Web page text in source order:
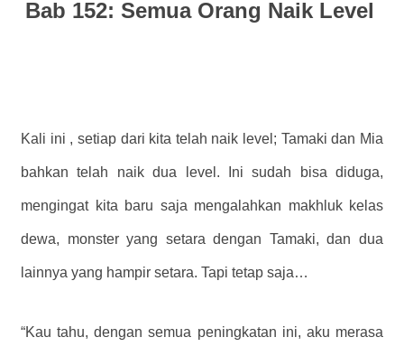
A-
16 A+
Bab 152: Semua Orang Naik Level
Kali ini , setiap dari kita telah naik level; Tamaki dan Mia
bahkan telah naik dua level. Ini sudah bisa diduga,
mengingat kita baru saja mengalahkan makhluk kelas
dewa, monster yang setara dengan Tamaki, dan dua
lainnya yang hampir setara. Tapi tetap saja…
“Kau tahu, dengan semua peningkatan ini, aku merasa